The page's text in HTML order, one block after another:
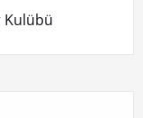
Kulübü